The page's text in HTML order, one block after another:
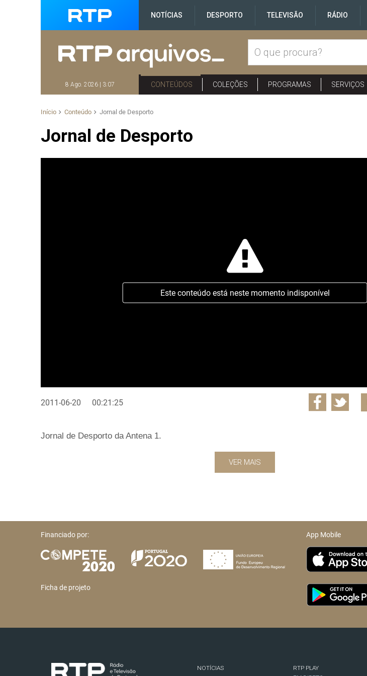
NOTÍCIAS DESPORTO TELEVISÃO RÁDIO
8 Ago. 2026 | 3:07 CONTEÚDOS COLEÇÕES PROGRAMAS SERVIÇOS
Início Conteúdo Jornal de Desporto
Jornal de Desporto
Este conteúdo está neste momento indisponível
2011-06-20 00:21:25
Jornal de Desporto da Antena 1.
VER MAIS
Financiado por:
Ficha de projeto
App Mobile
NOTÍCIAS
RTP PLAY